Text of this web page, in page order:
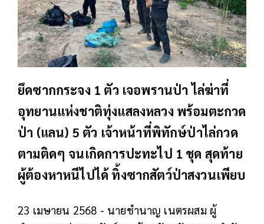
ยึดซากกระจง 1 ตัว เจอพรานป่า ไล่ฆ่าที่
อุทยานแห่งชาติทุ่งแสลงหลวง พร้อมตะกวด
ป่า (แลน) 5 ตัว เจ้าหน้าที่พิทักษ์ป่าไล่กวด
ตามติดๆ จนเกิดการปะทะไป 1 ชุด สุดท้าย
ผู้ต้องหาหนีไปได้ ทิ้งซากสัตว์ป่าสงวนเพียบ
23 เมษายน 2568 - นายชำนาญ เนตรผสม ผู้